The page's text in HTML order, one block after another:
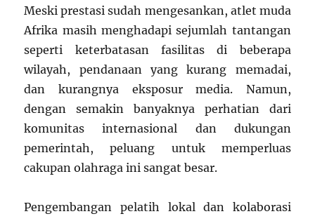
Meski prestasi sudah mengesankan, atlet muda
Afrika masih menghadapi sejumlah tantangan
seperti keterbatasan fasilitas di beberapa
wilayah, pendanaan yang kurang memadai,
dan kurangnya eksposur media. Namun,
dengan semakin banyaknya perhatian dari
komunitas internasional dan dukungan
pemerintah, peluang untuk memperluas
cakupan olahraga ini sangat besar.
Pengembangan pelatih lokal dan kolaborasi